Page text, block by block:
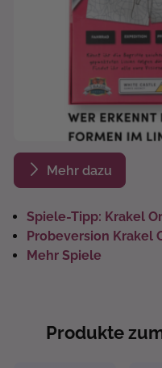
Mehr dazu
Spiele-Tipp: Krakel
Probeversion Krakel
Mehr Spiele
Produkte